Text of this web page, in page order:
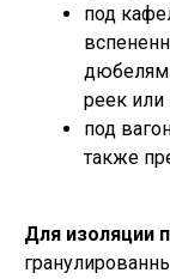
под
реек или
под
также
Для изоляции